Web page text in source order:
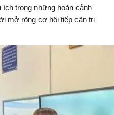
trong những hoàn cảnh
mở rộng cơ hội tiếp cận tri